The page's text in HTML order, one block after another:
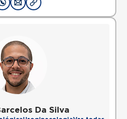
Da Silva